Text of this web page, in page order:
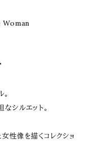
シルエット。
性像を描くコレクショ